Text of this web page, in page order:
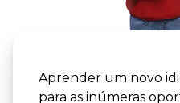
Aprender um novo
para as inúmeras